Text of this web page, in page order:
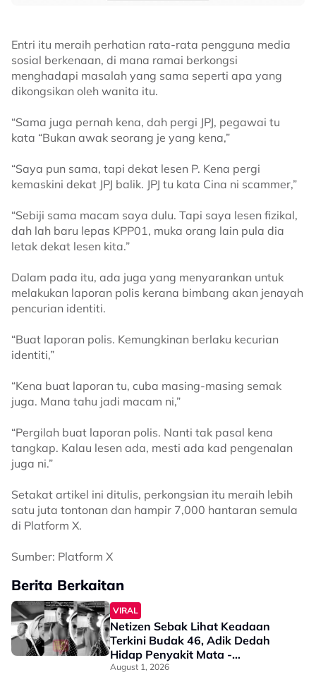
Entri itu meraih perhatian rata-rata pengguna media
sosial berkenaan, di mana ramai berkongsi
menghadapi masalah yang sama seperti apa yang
dikongsikan oleh wanita itu.
“Sama juga pernah kena, dah pergi JPJ, pegawai tu
kata “Bukan awak seorang je yang kena,”
“Saya pun sama, tapi dekat lesen P. Kena pergi
kemaskini dekat JPJ balik. JPJ tu kata Cina ni scammer,”
“Sebiji sama macam saya dulu. Tapi saya lesen fizikal,
dah lah baru lepas KPP01, muka orang lain pula dia
letak dekat lesen kita.”
Dalam pada itu, ada juga yang menyarankan untuk
melakukan laporan polis kerana bimbang akan jenayah
pencurian identiti.
“Buat laporan polis. Kemungkinan berlaku kecurian
identiti,”
“Kena buat laporan tu, cuba masing-masing semak
juga. Mana tahu jadi macam ni,”
“Pergilah buat laporan polis. Nanti tak pasal kena
tangkap. Kalau lesen ada, mesti ada kad pengenalan
juga ni.”
Setakat artikel ini ditulis, perkongsian itu meraih lebih
satu juta tontonan dan hampir 7,000 hantaran semula
di Platform X.
Sumber: Platform X
Berita Berkaitan
VIRAL
Netizen Sebak Lihat Keadaan
Terkini Budak 46, Adik Dedah
Hidap Penyakit Mata -
“Penglihatan Dia Memang Slowly
August 1, 2026